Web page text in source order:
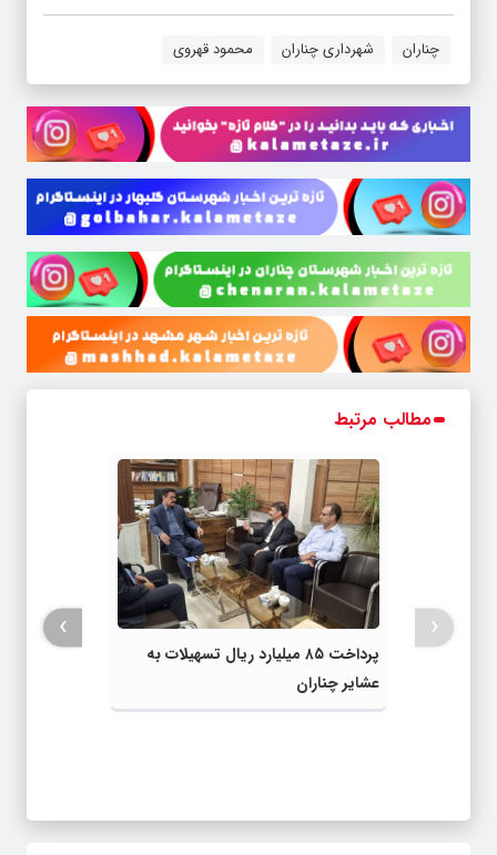
چناران شهرداری چناران محمود قهروی
مطالب مرتبط
پرداخت ۸۵ میلیارد ریال تسهیلات به
عشایر چناران
‹
›